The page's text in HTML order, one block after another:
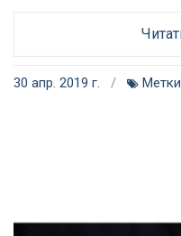
30 апр. 2019 г. /